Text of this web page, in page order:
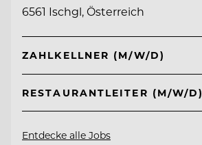
6561 Ischgl, Österreich
ZAHLKELLNER (M/W/D)
RESTAURANTLEITER (M/W/D)
Entdecke alle Jobs